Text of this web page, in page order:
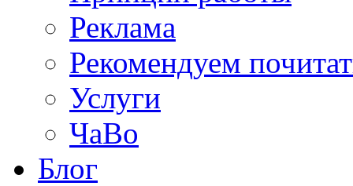
Реклама
Рекомендуем
Услуги
ЧаВо
Блог